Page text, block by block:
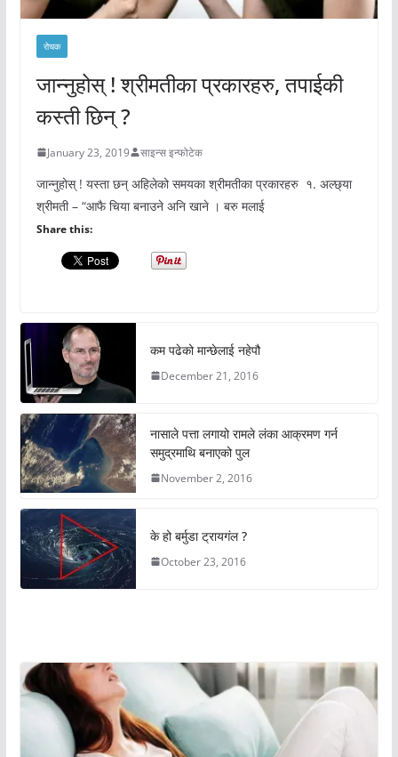
रोचक
जान्नुहोस् ! श्रीमतीका प्रकारहरु, तपाईकी
कस्ती छिन् ?
January 23, 2019 साइन्स इन्फोटेक
जान्नुहोस् ! यस्ता छन् अहिलेको समयका श्रीमतीका प्रकारहरु १. अल्छ्या
श्रीमती – “आफै चिया बनाउने अनि खाने । बरु मलाई
Share this:
कम पढेको मान्छेलाई नहेपौ
December 21, 2016
नासाले पत्ता लगायो रामले लंका आक्रमण गर्न
समुद्रमाथि बनाएको पुल
November 2, 2016
के हो बर्मुडा ट्रायगंल ?
October 23, 2016